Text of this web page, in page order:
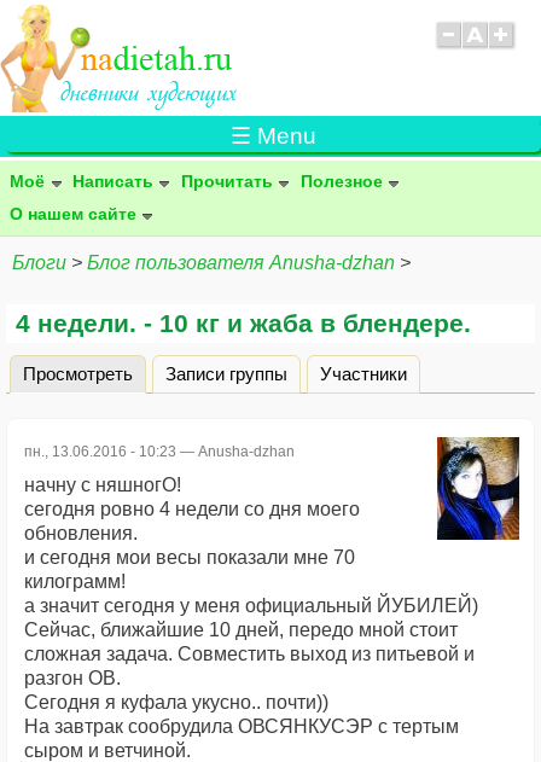
☰ Menu
Моё Написать Прочитать
Полезное
О нашем сайте
Блоги > Блог пользователя Anusha-dzhan >
4 недели. - 10 кг и жаба в блендере.
Главные вкладки
Просмотреть (активная вкладка)
Записи группы Участники
пн., 13.06.2016 - 10:23 — Anusha-dzhan
начну с няшногО!
сегодня ровно 4 недели со дня моего
обновления.
и сегодня мои весы показали мне 70
килограмм!
а значит сегодня у меня официальный ЙУБИЛЕЙ)
Сейчас, ближайшие 10 дней, передо мной стоит
сложная задача. Совместить выход из питьевой и
разгон ОВ.
Сегодня я куфала укусно.. почти))
На завтрак сообрудила ОВСЯНКУСЭР с тертым
сыром и ветчиной.